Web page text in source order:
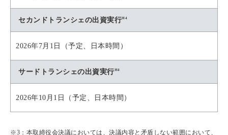
セカンドトランシェの出資実行※4
2026年7月1日（予定、日本時間）
サードトランシェの出資実行※4
2026年10月1日（予定、日本時間）
※3：本取締役会決議においては、決議内容と矛盾しない範囲において、